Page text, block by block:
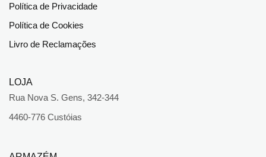
Política de Privacidade
Política de Cookies
Livro de Reclamações
LOJA
Rua Nova S. Gens, 342-344
4460-776 Custóias